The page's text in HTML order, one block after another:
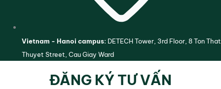
Vietnam - Hanoi campus:DETECH Tower, 3rd Floor, 8 Ton That
Thuyet Street, Cau Giay Ward
ĐĂNG KÝ TƯ VẤN